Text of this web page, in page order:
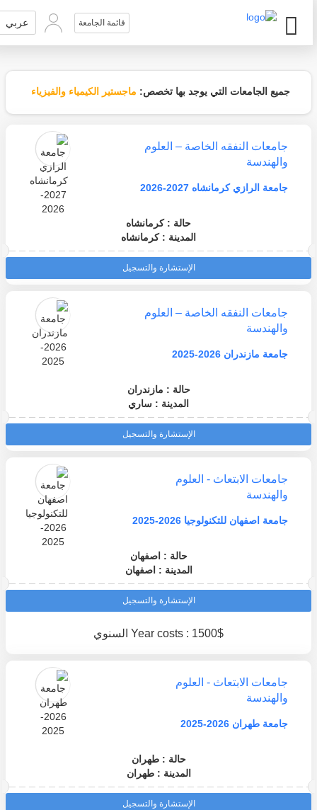
قائمة الجامعة عربي
جميع الجامعات التي يوجد بها تخصص:ماجستير الكيمياء والفيزياء
جامعات النفقه الخاصة – العلوم
والهندسة
جامعة الرازي كرمانشاه 2027-2026
حالة : كرمانشاه
المدينة : كرمانشاه
الإستشارة والتسجيل
جامعات النفقه الخاصة – العلوم
والهندسة
جامعة مازندران 2026-2025
حالة : مازندران
المدينة : ساري
الإستشارة والتسجيل
جامعات الابتعاث - العلوم
والهندسة
جامعة اصفهان للتكنولوجيا 2026-2025
حالة : اصفهان
المدينة : اصفهان
الإستشارة والتسجيل
Year costs : 1500$ السنوي
جامعات الابتعاث - العلوم
والهندسة
جامعة طهران 2026-2025
حالة : طهران
المدينة : طهران
الإستشارة والتسجيل